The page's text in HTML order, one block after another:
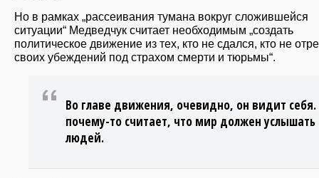
Но в рамках „рассеивания тумана вокруг сложившейся
ситуации“ Медведчук считает необходимым „создать
политическое движение из тех, кто не сдался, кто не
своих убеждений под страхом смерти и тюрьмы“.
Во главе движения, очевидно, он видит
почему-то считает, что мир должен услышать
людей.